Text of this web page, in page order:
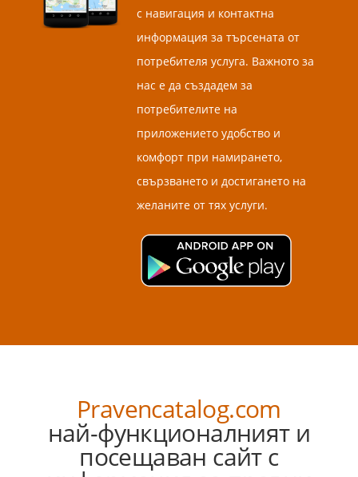
с навигация и контактна
информация за търсената от
потребителя услуга. Важното за
нас е да създадем за
потребителите на
приложението удобство и
комфорт при намирането,
свързването и достигането на
желаните от тях услуги.
Pravencatalog.com
най-функционалният и
посещаван сайт с